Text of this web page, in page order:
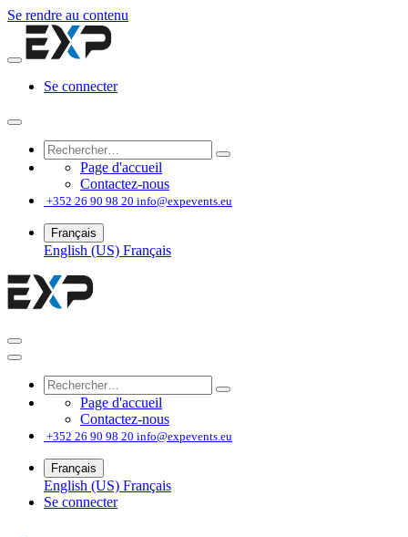
Se rendre au contenu
Se connecter
Page d'accueil
Contactez-nous
+352 26 90 98 20 info@expevents.eu
Français
English (US) Français
Page d'accueil
Contactez-nous
+352 26 90 98 20 info@expevents.eu
Français
English (US) Français
Se connecter